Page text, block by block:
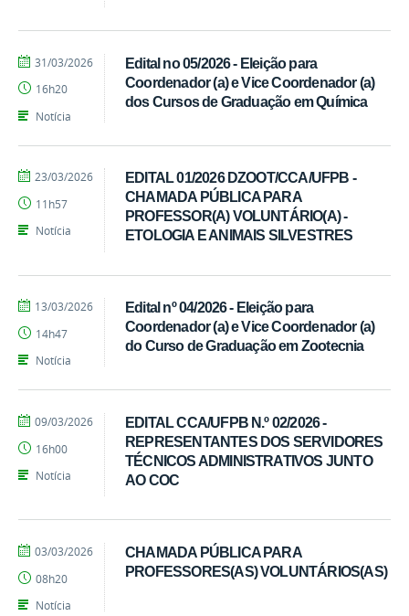
Edital no 05/2026 - Eleição para
Coordenador (a) e Vice Coordenador (a)
dos Cursos de Graduação em Química
por
Candido
publicado
31/03/2026
16h20
Notícia
EDITAL 01/2026 DZOOT/CCA/UFPB -
CHAMADA PÚBLICA PARA
PROFESSOR(A) VOLUNTÁRIO(A) -
ETOLOGIA E ANIMAIS SILVESTRES
por
Candido
publicado
23/03/2026
11h57
Notícia
Edital nº 04/2026 - Eleição para
Coordenador (a) e Vice Coordenador (a)
do Curso de Graduação em Zootecnia
por
Candido
publicado
13/03/2026
14h47
Notícia
EDITAL CCA/UFPB N.º 02/2026 -
REPRESENTANTES DOS SERVIDORES
TÉCNICOS ADMINISTRATIVOS JUNTO
AO COC
por
Candido
publicado
09/03/2026
16h00
Notícia
CHAMADA PÚBLICA PARA
PROFESSORES(AS) VOLUNTÁRIOS(AS)
por
Candido
publicado
03/03/2026
08h20
Notícia